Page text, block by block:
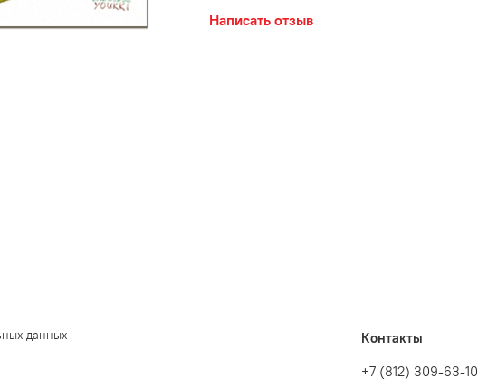
Написать отзыв
данных
Контакты
+7 (812) 309-63-10